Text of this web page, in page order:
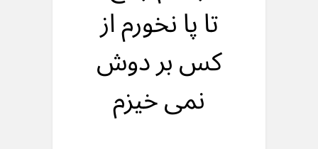
تا پا نخورم از
کس بر دوش
نمی خیزم